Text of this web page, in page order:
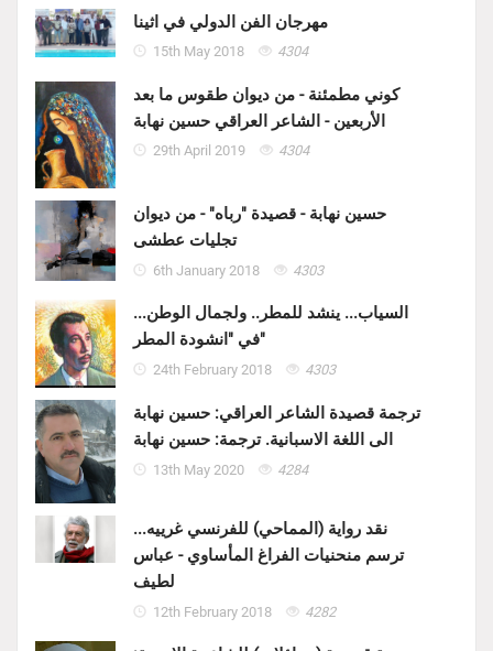
مهرجان الفن الدولي في اثينا
15th May 2018 4304
كوني مطمئنة - من ديوان طقوس ما بعد
الأربعين - الشاعر العراقي حسين نهابة
29th April 2019 4304
حسين نهابة - قصيدة "رباه" - من ديوان
تجليات عطشى
6th January 2018 4303
السياب... ينشد للمطر.. ولجمال الوطن...
في "انشودة المطر"
24th February 2018 4303
ترجمة قصيدة الشاعر العراقي: حسين نهابة
الى اللغة الاسبانية. ترجمة: حسين نهابة
13th May 2020 4284
نقد رواية (المماحي) للفرنسي غرييه...
ترسم منحنيات الفراغ المأساوي - عباس
لطيف
12th February 2018 4282